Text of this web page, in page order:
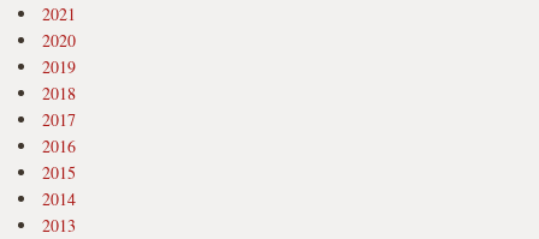
2021
2020
2019
2018
2017
2016
2015
2014
2013